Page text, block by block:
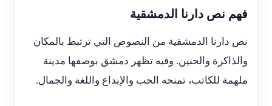
فهم نص دارنا الدمشقية
نص دارنا الدمشقية من النصوص التي ترتبط بالمكان
والذاكرة والحنين. وفيه تظهر دمشق بوصفها مدينة
ملهمة للكاتب، تمنحه الحب والإبداع واللغة والجمال.